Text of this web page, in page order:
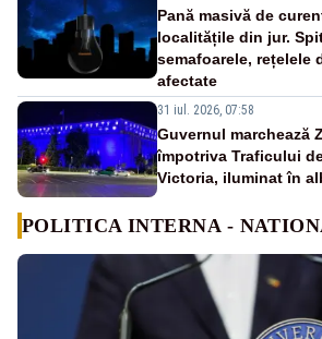
Pană masivă de
localitățile din jur.
semafoarele, rețelele
afectate
31 iul. 2026, 07:58
Guvernul marchează
împotriva Traficului
Victoria, iluminat în
POLITICA INTERNA -